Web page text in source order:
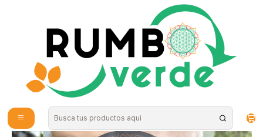
Envío gratis por compras sobre los 59.990 en la provincia de Santiago
Cacao en Polvo Orgánico 453g Cacao Sagrado